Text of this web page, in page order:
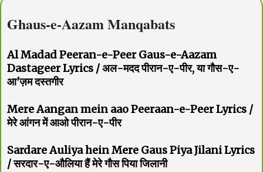
Ghaus-e-Aazam Manqabats
Al Madad Peeran-e-Peer Gaus-e-Aazam
Dastageer Lyrics / अल-मदद पीरान-ए-पीर, या गौस-ए-
आ'ज़म दस्तगीर
Mere Aangan mein aao Peeraan-e-Peer Lyrics /
मेरे आंगन में आओ पीरान-ए-पीर
Sardare Auliya hein Mere Gaus Piya Jilani Lyrics
/ सरदार-ए-औलिया हैं मेरे गौस पिया जिलानी